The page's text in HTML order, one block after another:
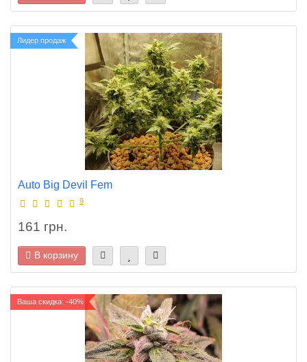
Лидер продаж
Auto Big Devil Fem
9
161 грн.
В корзину
Ваша скидка: -40%